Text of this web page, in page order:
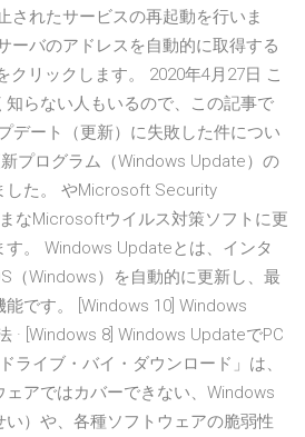
されたサービスの再起動を行いま
ーバのアドレスを自動的に取得する
クリックします。 2020年4月27日 こ
らない人もいるので、この記事で
デート（更新）に失敗した件につい
プログラム（Windows Update）の
した。 やMicrosoft Security
なMicrosoftウイルス対策ソフトに更
。 Windows Updateとは、インタ
（Windows）を自動的に更新し、最
です。 [Windows 10] Windows
· [Windows 8] Windows UpdateでPC
ライブ・バイ・ダウンロード」は、
アではカバーできない、Windows
）や、各種ソフトウェアの脆弱性